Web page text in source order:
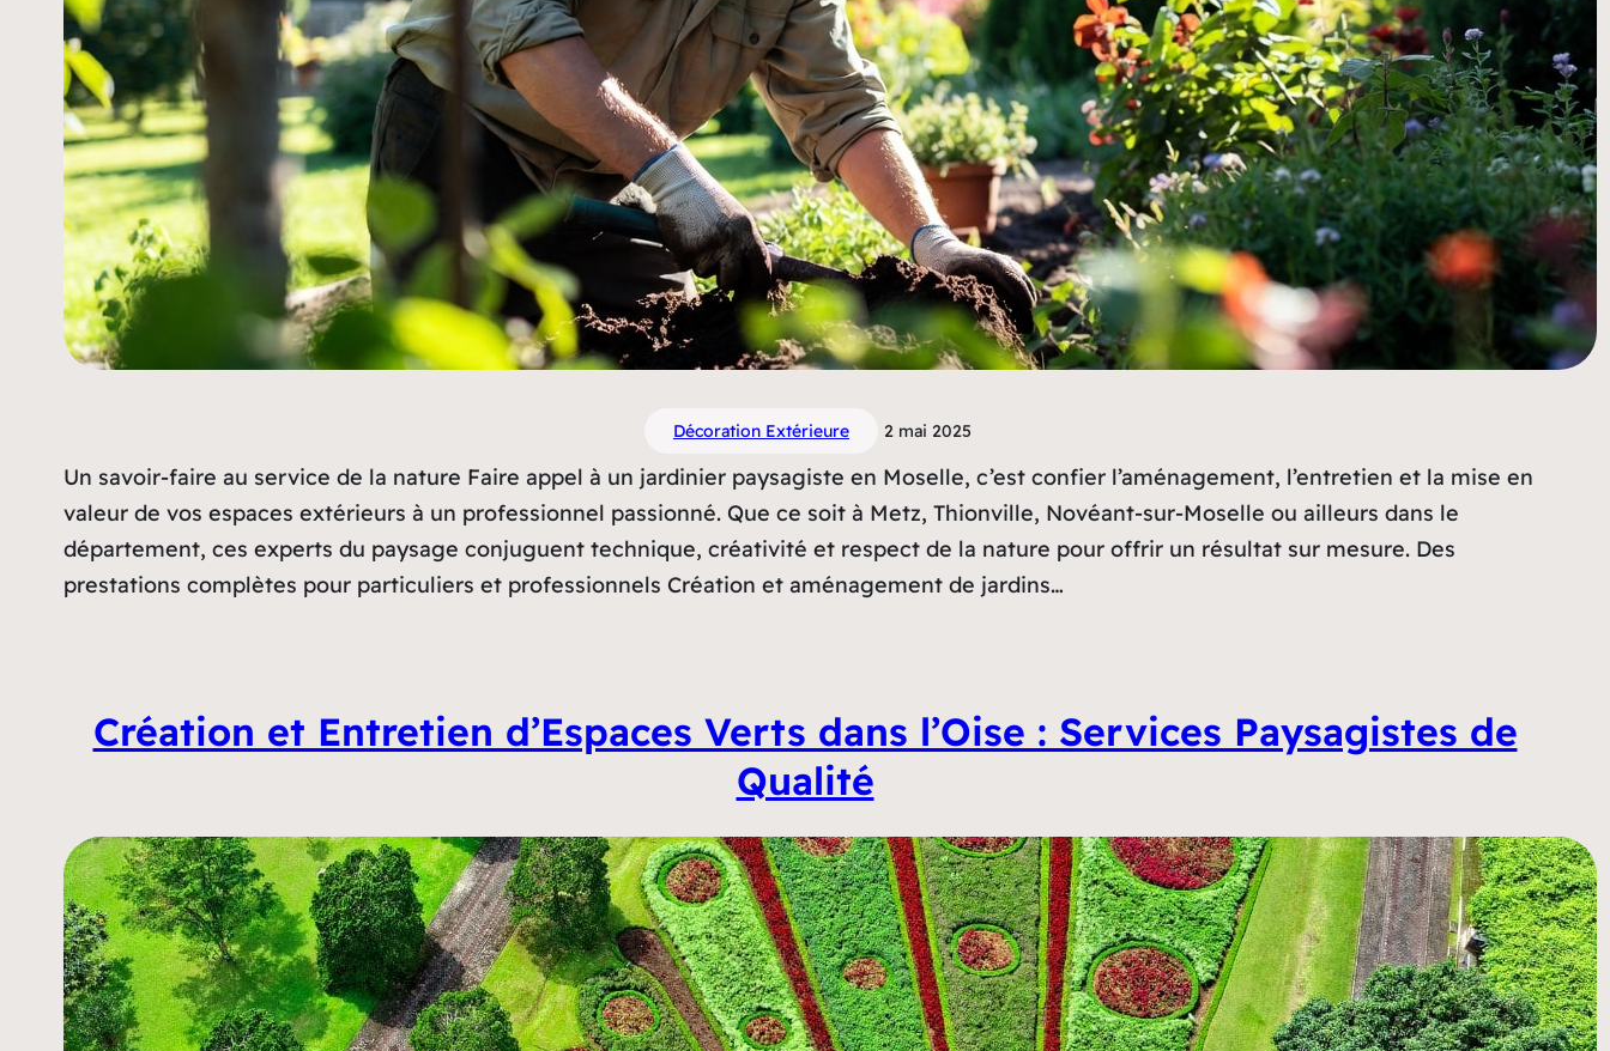
Décoration Extérieure 2 mai 2025
Un savoir-faire au service de la nature Faire appel à un jardinier paysagiste en Moselle, c’est confier l’aménagement, l’entretien et la mise en
valeur de vos espaces extérieurs à un professionnel passionné. Que ce soit à Metz, Thionville, Novéant-sur-Moselle ou ailleurs dans le
département, ces experts du paysage conjuguent technique, créativité et respect de la nature pour offrir un résultat sur mesure. Des
prestations complètes pour particuliers et professionnels Création et aménagement de jardins…
Création et Entretien d’Espaces Verts dans l’Oise : Services Paysagistes de
Qualité